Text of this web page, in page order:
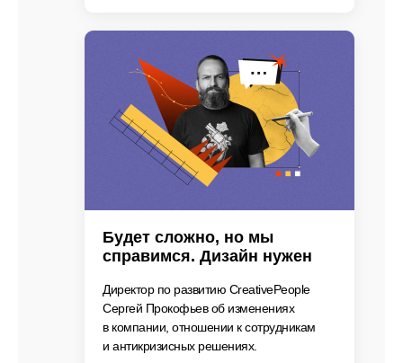
Будет сложно, но мы
справимся. Дизайн нужен
Директор по развитию CreativePeople
Сергей Прокофьев об изменениях
в компании, отношении к сотрудникам
и антикризисных решениях.